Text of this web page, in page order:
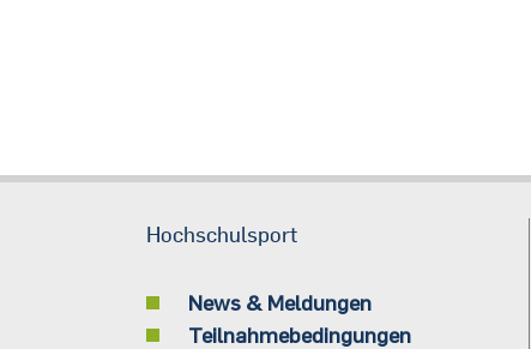
Hochschulsport
News & Meldungen
Teilnahmebedingungen